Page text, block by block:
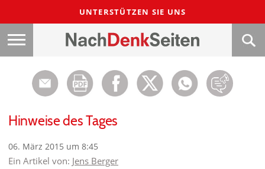
UNTERSTÜTZEN SIE UNS
Hinweise des Tages
06. März 2015 um 8:45
Ein Artikel von: Jens Berger